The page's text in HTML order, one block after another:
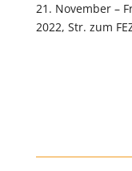
21. November –
2022, Str. zum